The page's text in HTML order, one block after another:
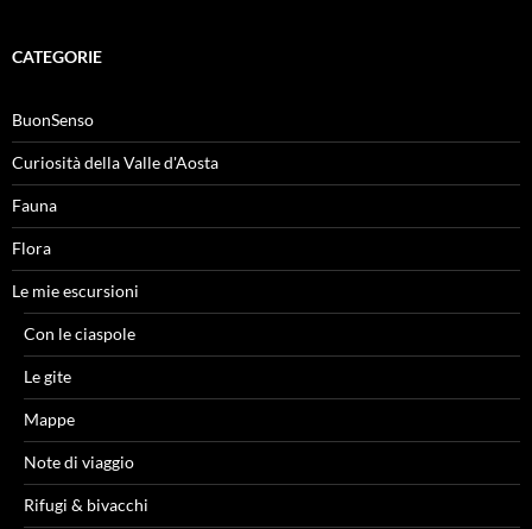
CATEGORIE
BuonSenso
Curiosità della Valle d'Aosta
Fauna
Flora
Le mie escursioni
Con le ciaspole
Le gite
Mappe
Note di viaggio
Rifugi & bivacchi